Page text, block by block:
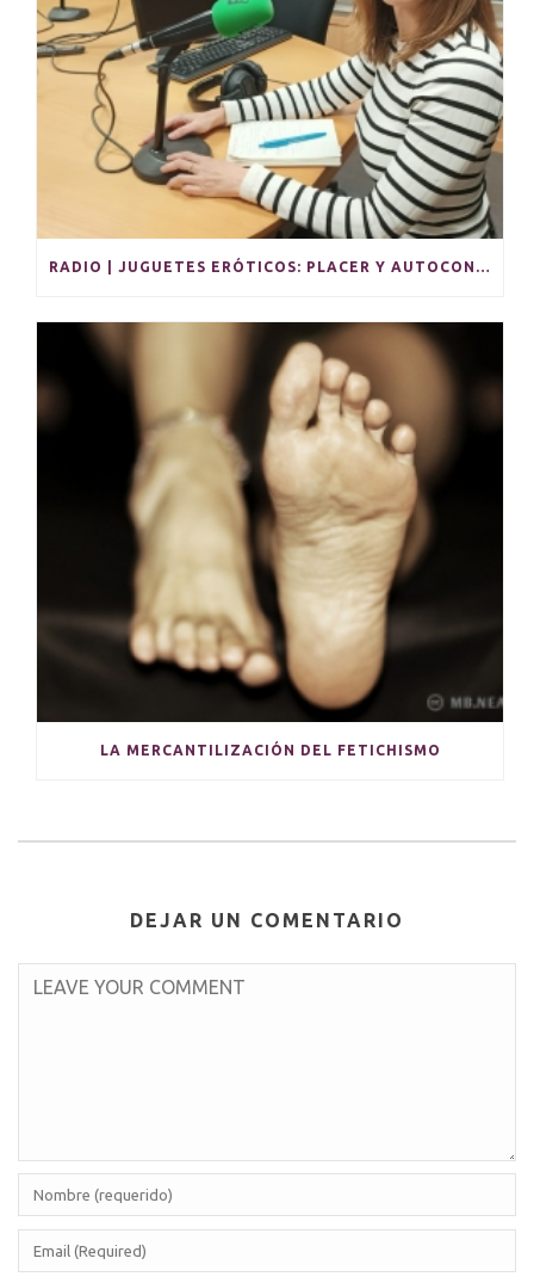
RADIO | JUGUETES ERÓTICOS: PLACER Y AUTOCONOCIMIENTO EN SOLITARIO Y PARA PAREJAS
LA MERCANTILIZACIÓN DEL FETICHISMO
DEJAR UN COMENTARIO